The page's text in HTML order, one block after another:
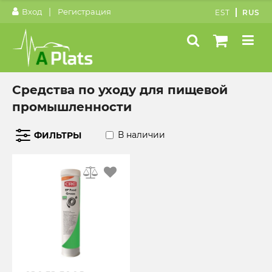
Вход | Регистрация EST RUS
Средства по уходу для пищевой
промышленности
ФИЛЬТРЫ В наличии